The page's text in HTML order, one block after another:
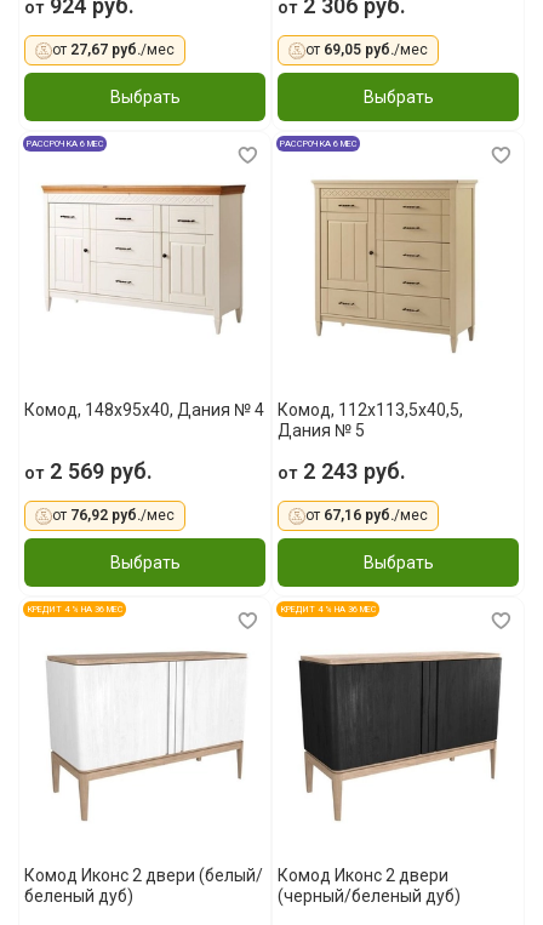
от924 руб.
от 27,67 руб./мес
Выбрать
от2 306 руб.
от 69,05 руб./мес
Выбрать
РАССРОЧКА 6 МЕС
Комод, 148x95x40, Дания № 4
от2 569 руб.
от 76,92 руб./мес
Выбрать
РАССРОЧКА 6 МЕС
Комод, 112x113,5x40,5,
Дания № 5
от2 243 руб.
от 67,16 руб./мес
Выбрать
КРЕДИТ 4 % НА 36 МЕС
Комод Иконс 2 двери (белый/
беленый дуб)
КРЕДИТ 4 % НА 36 МЕС
Комод Иконс 2 двери
(черный/беленый дуб)